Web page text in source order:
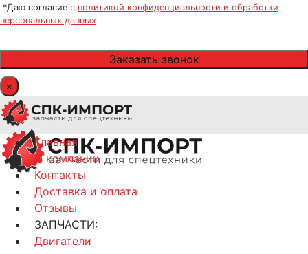
*Даю согласие с политикой конфиденциальности и обработки
персональных данных
×
Главная
О компании
Контакты
Доставка и оплата
Отзывы
ЗАПЧАСТИ:
Двигатели